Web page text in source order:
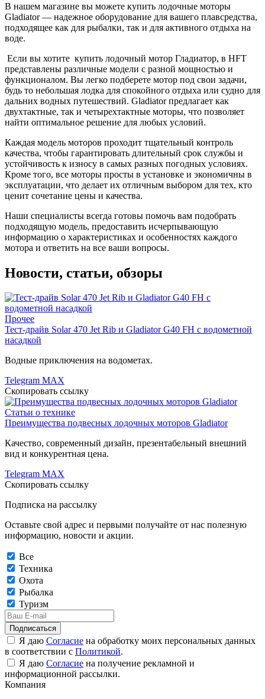
В нашем магазине вы можете купить лодочные моторы
Gladiator — надежное оборудование для вашего плавсредства,
подходящее как для рыбалки, так и для активного отдыха на
воде.
Если вы хотите купить лодочный мотор Гладиатор, в HFT
представлены различные модели с разной мощностью и
функционалом. Вы легко подберете мотор под свои задачи,
будь то небольшая лодка для спокойного отдыха или судно для
дальних водных путешествий. Gladiator предлагает как
двухтактные, так и четырехтактные моторы, что позволяет
найти оптимальное решение для любых условий.
Каждая модель моторов проходит тщательный контроль
качества, чтобы гарантировать длительный срок службы и
устойчивость к износу в самых разных погодных условиях.
Кроме того, все моторы просты в установке и экономичны в
эксплуатации, что делает их отличным выбором для тех, кто
ценит сочетание цены и качества.
Наши специалисты всегда готовы помочь вам подобрать
подходящую модель, предоставить исчерпывающую
информацию о характеристиках и особенностях каждого
мотора и ответить на все ваши вопросы.
Новости, статьи, обзоры
Прочее
Тест-драйв Solar 470 Jet Rib и Gladiator G40 FH с водометной
насадкой
Водные приключения на водометах.
Telegram MAX
Скопировать ссылку
Статьи о технике
Преимущества подвесных лодочных моторов Gladiator
Качество, современный дизайн, презентабельный внешний
вид и конкурентная цена.
Telegram MAX
Скопировать ссылку
Подписка на рассылку
Оставьте свой адрес и первыми получайте от нас полезную
информацию, новости и акции.
Все
Техника
Охота
Рыбалка
Туризм
Подписаться
Я даю Согласие на обработку моих персональных данных
в соответствии с Политикой.
Я даю Согласие на получение рекламной и
информационной рассылки.
Компания